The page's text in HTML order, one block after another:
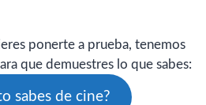
ponerte a prueba, tenemos
que demuestres lo que sabes:
sabes de cine?